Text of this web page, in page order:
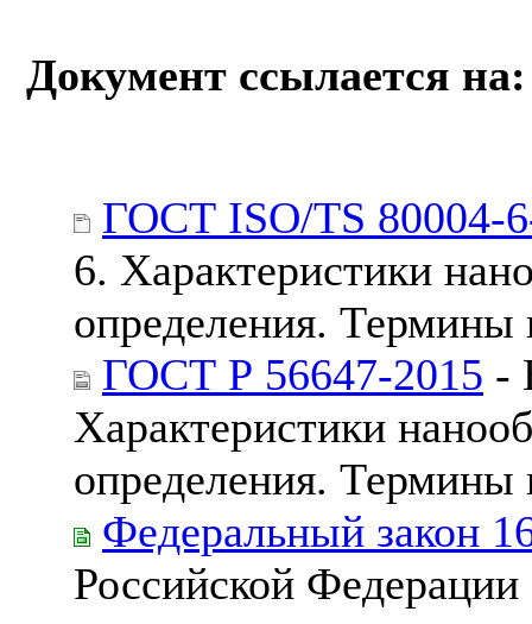
Документ ссылается на:
ГОСТ ISO/TS 80004-
6. Характеристики
определения. Термины
ГОСТ Р 56647-2015 -
Характеристики
определения. Термины
Федеральный закон
Российской Федерации